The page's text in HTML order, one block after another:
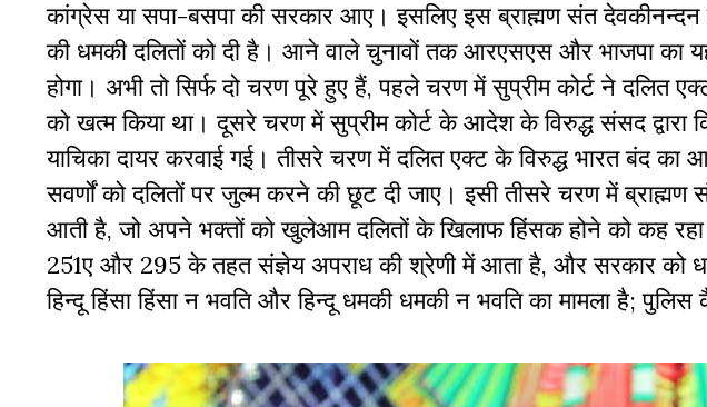
कांग्रेस या सपा-बसपा की सरकार आए। इसलिए इस ब्राह्मण संत देवकीनन्दन
की धमकी दलितों को दी है। आने वाले चुनावों तक आरएसएस और भाजपा का यह
होगा। अभी तो सिर्फ दो चरण पूरे हुए हैं, पहले चरण में सुप्रीम कोर्ट ने दलित
को खत्म किया था। दूसरे चरण में सुप्रीम कोर्ट के आदेश के विरुद्ध संसद द्वारा
याचिका दायर करवाई गई। तीसरे चरण में दलित एक्ट के विरुद्ध भारत बंद का
सवर्णों को दलितों पर जुल्म करने की छूट दी जाए। इसी तीसरे चरण में ब्राह्मण
आती है, जो अपने भक्तों को खुलेआम दलितों के खिलाफ हिंसक होने को कह रहा
251ए और 295 के तहत संज्ञेय अपराध की श्रेणी में आता है, और सरकार को
हिन्दू हिंसा हिंसा न भवति और हिन्दू धमकी धमकी न भवति का मामला है;